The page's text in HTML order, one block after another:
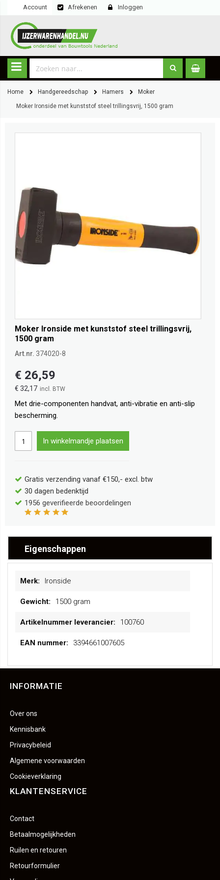
Account Afrekenen Inloggen
Home Handgereedschap Hamers Moker
Moker Ironside met kunststof steel trillingsvrij, 1500 gram
Moker Ironside met kunststof steel trillingsvrij,
1500 gram
Art.nr. 374020-8
€ 32,17
€ 26,59
Met drie-componenten handvat, anti-vibratie en anti-slip
bescherming.
In winkelmandje plaatsen
Gratis verzending vanaf €150,- excl. btw
30 dagen bedenktijd
1956 geverifieerde beoordelingen
Eigenschappen
Ironside
1500 gram
100760
3394661007605
INFORMATIE
Over ons
Kennisbank
Privacybeleid
Algemene voorwaarden
Cookieverklaring
KLANTENSERVICE
Contact
Betaalmogelijkheden
Ruilen en retouren
Retourformulier